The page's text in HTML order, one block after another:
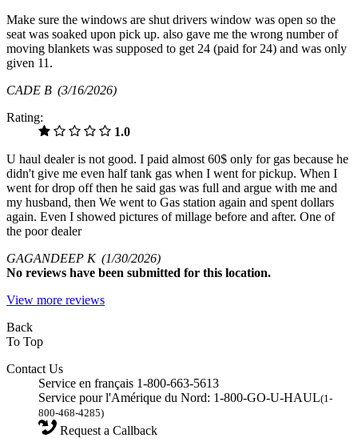
Make sure the windows are shut drivers window was open so the
seat was soaked upon pick up. also gave me the wrong number of
moving blankets was supposed to get 24 (paid for 24) and was only
given 11.
CADE B (3/16/2026)
Rating:
1.0
U haul dealer is not good. I paid almost 60$ only for gas because he
didn't give me even half tank gas when I went for pickup. When I
went for drop off then he said gas was full and argue with me and
my husband, then We went to Gas station again and spent dollars
again. Even I showed pictures of millage before and after. One of
the poor dealer
GAGANDEEP K (1/30/2026)
No reviews have been submitted for this location.
View more reviews
Back
To Top
Contact Us
Service en français 1-800-663-5613
Service pour l'Amérique du Nord: 1-800-GO-U-HAUL(1-
800-468-4285)
Request a Callback